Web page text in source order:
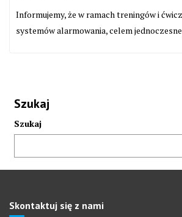
Informujemy, że w ramach treningów i
systemów alarmowania, celem
Szukaj
Szukaj
Skontaktuj się z nami